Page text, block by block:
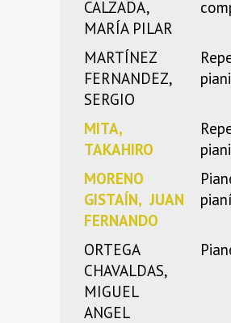
CALZADA,
MARÍA PILAR
MARTÍNEZ
FERNANDEZ,
SERGIO
MITA,
TAKAHIRO
MORENO
GISTAÍN, JUAN
FERNANDO
ORTEGA
CHAVALDAS,
MIGUEL
ANGEL